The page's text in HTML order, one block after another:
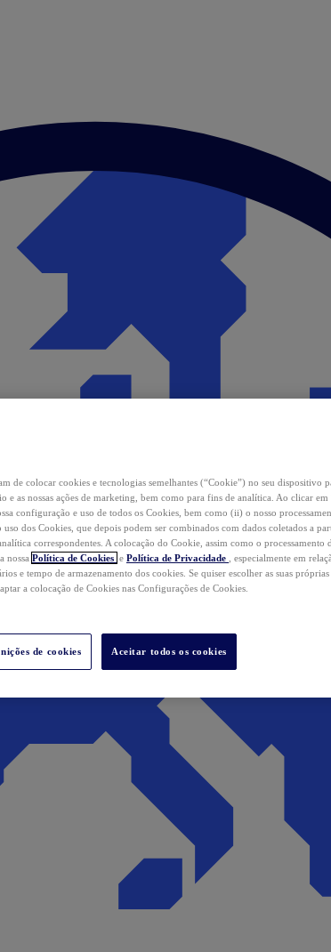
de colocar cookies e tecnologias semelhantes (“Cookie”) no seu dispositivo
e as nossas ações de marketing, bem como para fins de analítica. Ao clicar em
configuração e uso de todos os Cookies, bem como (ii) o nosso
uso dos Cookies, que depois podem ser combinados com dados coletados a
correspondentes. A colocação do Cookie, assim como o processamento
nossa Política de Cookies e Política de Privacidade
, especialmente em
e tempo de armazenamento dos cookies. Se quiser escolher as suas próprias
a colocação de Cookies nas Configurações de Cookies.
de cookies Aceitar todos os cookies